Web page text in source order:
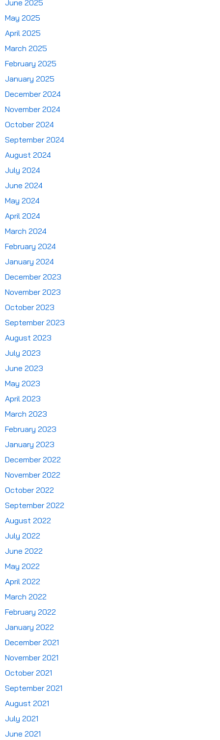
June 2025
May 2025
April 2025
March 2025
February 2025
January 2025
December 2024
November 2024
October 2024
September 2024
August 2024
July 2024
June 2024
May 2024
April 2024
March 2024
February 2024
January 2024
December 2023
November 2023
October 2023
September 2023
August 2023
July 2023
June 2023
May 2023
April 2023
March 2023
February 2023
January 2023
December 2022
November 2022
October 2022
September 2022
August 2022
July 2022
June 2022
May 2022
April 2022
March 2022
February 2022
January 2022
December 2021
November 2021
October 2021
September 2021
August 2021
July 2021
June 2021